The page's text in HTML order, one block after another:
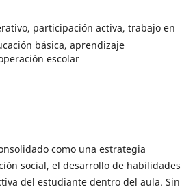
participación activa, trabajo en
básica, aprendizaje
escolar
como una estrategia
social, el desarrollo de habilidades
del estudiante dentro del aula. Sin